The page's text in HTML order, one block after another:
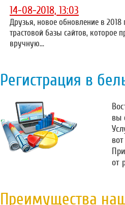
14-08-2018, 13:03
Друзья, новое обновление в 2018
трастовой базы сайтов, которое
вручную...
Регистрация в
вы
от
Преимущества